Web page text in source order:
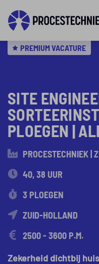
SITE
PLOEGEN |
PREMIUM VACATURE
PROCESTECHNIEK |
40, 38 UUR
3 PLOEGEN
ZUID-HOLLAND
2500 - 3600 P.M.
Zekerheid dichtbij